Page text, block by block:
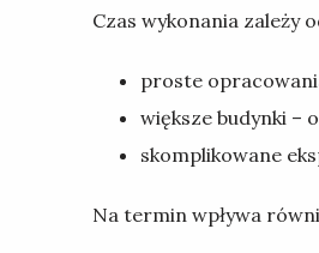
Czas wykonania zależy
proste
większe budynki –
skomplikowane
Na termin wpływa